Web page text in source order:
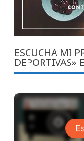
ESCUCHA MI
DEPORTIVAS»